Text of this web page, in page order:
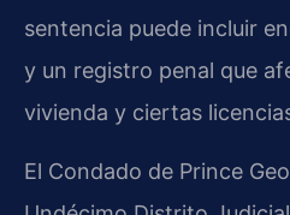
sentencia puede incluir
y un registro penal que
vivienda y ciertas
El Condado de Prince